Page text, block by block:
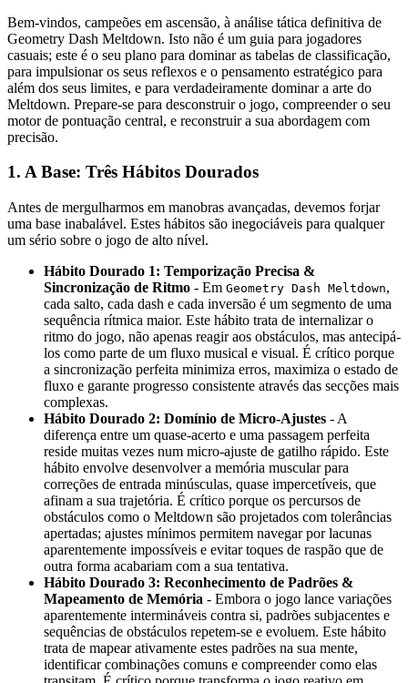
Bem-vindos, campeões em ascensão, à análise tática definitiva de
Geometry Dash Meltdown. Isto não é um guia para jogadores
casuais; este é o seu plano para dominar as tabelas de classificação,
para impulsionar os seus reflexos e o pensamento estratégico para
além dos seus limites, e para verdadeiramente dominar a arte do
Meltdown. Prepare-se para desconstruir o jogo, compreender o seu
motor de pontuação central, e reconstruir a sua abordagem com
precisão.
1. A Base: Três Hábitos Dourados
Antes de mergulharmos em manobras avançadas, devemos forjar
uma base inabalável. Estes hábitos são inegociáveis para qualquer
um sério sobre o jogo de alto nível.
Hábito Dourado 1: Temporização Precisa &
Sincronização de Ritmo - Em Geometry Dash Meltdown,
cada salto, cada dash e cada inversão é um segmento de uma
sequência rítmica maior. Este hábito trata de internalizar o
ritmo do jogo, não apenas reagir aos obstáculos, mas antecipá-
los como parte de um fluxo musical e visual. É crítico porque
a sincronização perfeita minimiza erros, maximiza o estado de
fluxo e garante progresso consistente através das secções mais
complexas.
Hábito Dourado 2: Domínio de Micro-Ajustes - A
diferença entre um quase-acerto e uma passagem perfeita
reside muitas vezes num micro-ajuste de gatilho rápido. Este
hábito envolve desenvolver a memória muscular para
correções de entrada minúsculas, quase impercetíveis, que
afinam a sua trajetória. É crítico porque os percursos de
obstáculos como o Meltdown são projetados com tolerâncias
apertadas; ajustes mínimos permitem navegar por lacunas
aparentemente impossíveis e evitar toques de raspão que de
outra forma acabariam com a sua tentativa.
Hábito Dourado 3: Reconhecimento de Padrões &
Mapeamento de Memória - Embora o jogo lance variações
aparentemente intermináveis contra si, padrões subjacentes e
sequências de obstáculos repetem-se e evoluem. Este hábito
trata de mapear ativamente estes padrões na sua mente,
identificar combinações comuns e compreender como elas